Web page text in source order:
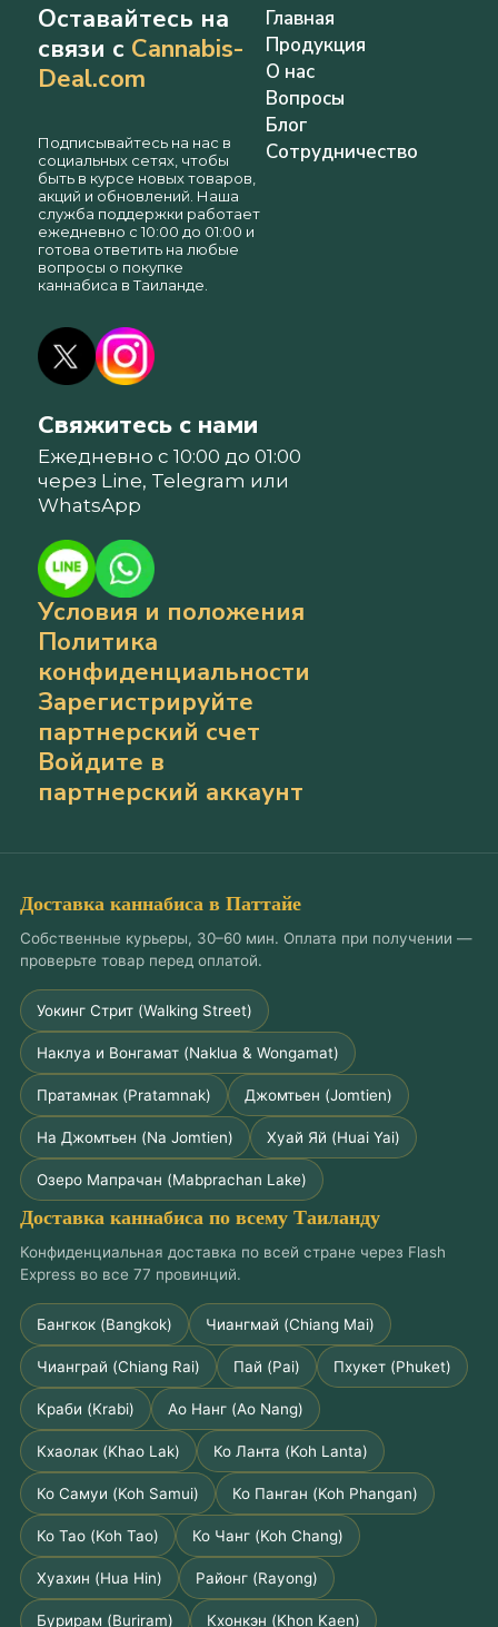
Оставайтесь на
связи с Cannabis-
Deal.com
Подписывайтесь на нас в
социальных сетях, чтобы
быть в курсе новых товаров,
акций и обновлений. Наша
служба поддержки работает
ежедневно с 10:00 до 01:00 и
готова ответить на любые
вопросы о покупке
каннабиса в Таиланде.
Главная
Продукция
О нас
Вопросы
Блог
Сотрудничество
Свяжитесь с нами
Ежедневно с 10:00 до 01:00
через Line, Telegram или
WhatsApp
Условия и положения
Политика
конфиденциальности
Зарегистрируйте
партнерский счет
Войдите в
партнерский аккаунт
Доставка каннабиса в Паттайе
Собственные курьеры, 30–60 мин. Оплата при получении —
проверьте товар перед оплатой.
Уокинг Стрит (Walking Street)
Наклуа и Вонгамат (Naklua & Wongamat)
Пратамнак (Pratamnak) Джомтьен (Jomtien)
На Джомтьен (Na Jomtien) Хуай Яй (Huai Yai)
Озеро Мапрачан (Mabprachan Lake)
Доставка каннабиса по всему Таиланду
Конфиденциальная доставка по всей стране через Flash
Express во все 77 провинций.
Бангкок (Bangkok) Чиангмай (Chiang Mai)
Чианграй (Chiang Rai) Пай (Pai) Пхукет (Phuket)
Краби (Krabi) Ао Нанг (Ao Nang)
Кхаолак (Khao Lak) Ко Ланта (Koh Lanta)
Ко Самуи (Koh Samui) Ко Панган (Koh Phangan)
Ко Тао (Koh Tao) Ко Чанг (Koh Chang)
Хуахин (Hua Hin) Районг (Rayong)
Бурирам (Buriram) Кхонкэн (Khon Kaen)